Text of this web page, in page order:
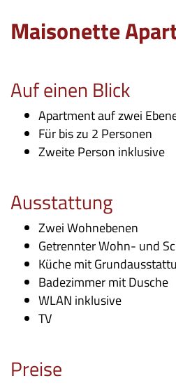
Maisonette
Auf einen Blick
Apartment auf zwei
Für bis zu 2 Personen
Zweite Person inklusive
Ausstattung
Zwei Wohnebenen
Getrennter Wohn- und
Küche mit
Badezimmer mit Dusche
WLAN inklusive
TV
Preise